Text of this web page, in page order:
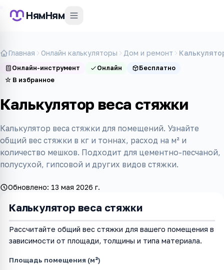
НямНям
Главная Онлайн калькуляторы Дом и ремонт
Онлайн-инструмент Онлайн
Бесплатно
☆ В избранное
Калькулятор веса стяжки
Калькулятор веса стяжки для помещений. Узнайте
общий вес стяжки в кг и тоннах, расход на м² и
количество мешков. Подходит для цементно-песчаной,
полусухой, гипсовой и других видов стяжки.
Обновлено: 13 мая 2026 г.
Калькулятор веса стяжки
Рассчитайте общий вес стяжки для вашего помещения в
зависимости от площади, толщины и типа материала.
Площадь помещения (м²)